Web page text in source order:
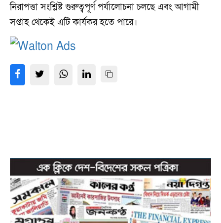
নিরাপত্তা সংশ্লিষ্ট গুরুত্বপূর্ণ পর্যালোচনা চলছে এবং আগামী
সপ্তাহ থেকেই এটি কার্যকর হতে পারে।